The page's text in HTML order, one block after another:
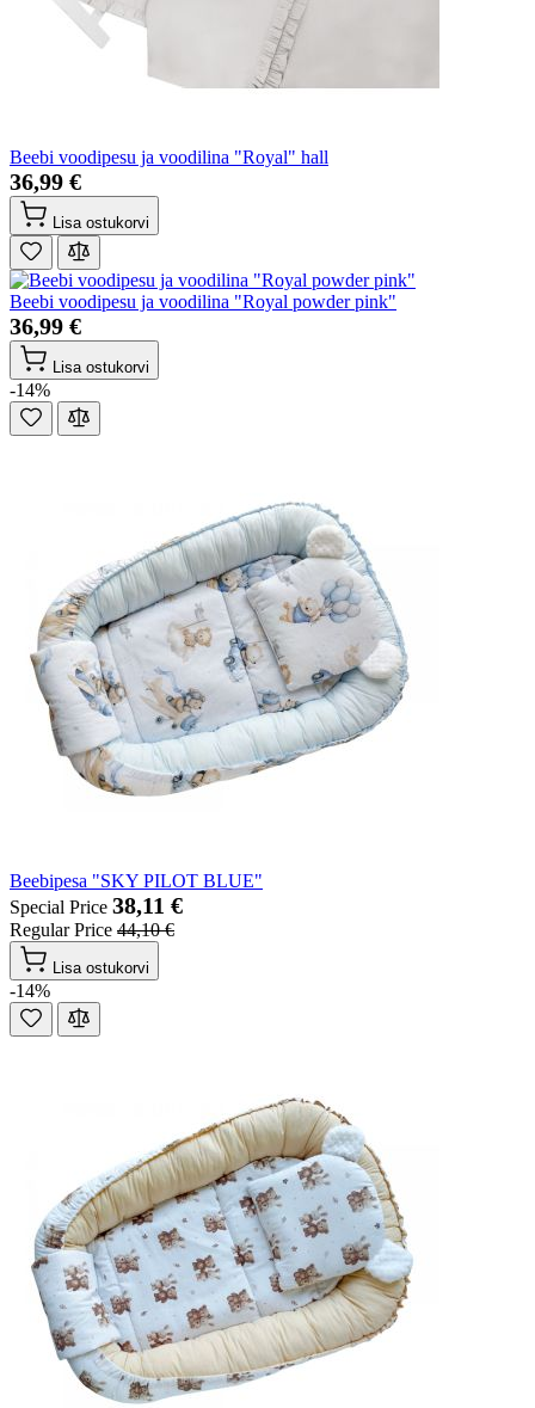
Beebi voodipesu ja voodilina "Royal" hall
36,99 €
Lisa ostukorvi
Beebi voodipesu ja voodilina "Royal powder pink"
36,99 €
Lisa ostukorvi
-14%
Beebipesa "SKY PILOT BLUE"
Special Price 38,11 €
Regular Price 44,10 €
Lisa ostukorvi
-14%